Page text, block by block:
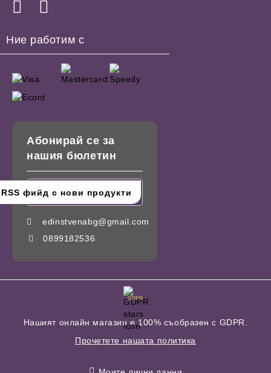
Ние работим с
Абонирай се за
нашия бюлетин
edinstvenabg@gmail.com
0899182536
GDPR
Нашият онлайн магазин е 100% съобразен с GDPR.
Прочетете нашата политика